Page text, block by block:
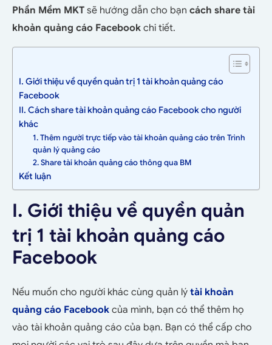
Phần Mềm MKT sẽ hướng dẫn cho bạn cách share tài
khoản quảng cáo Facebook chi tiết.
I. Giới thiệu về quyền quản trị 1 tài khoản quảng cáo
Facebook
II. Cách share tài khoản quảng cáo Facebook cho người
khác
1. Thêm người trực tiếp vào tài khoản quảng cáo trên Trình
quản lý quảng cáo
2. Share tài khoản quảng cáo thông qua BM
Kết luận
I. Giới thiệu về quyền quản
trị 1 tài khoản quảng cáo
Facebook
Nếu muốn cho người khác cùng quản lý tài khoản
quảng cáo Facebook của mình, bạn có thể thêm họ
vào tài khoản quảng cáo của bạn. Bạn có thể cấp cho